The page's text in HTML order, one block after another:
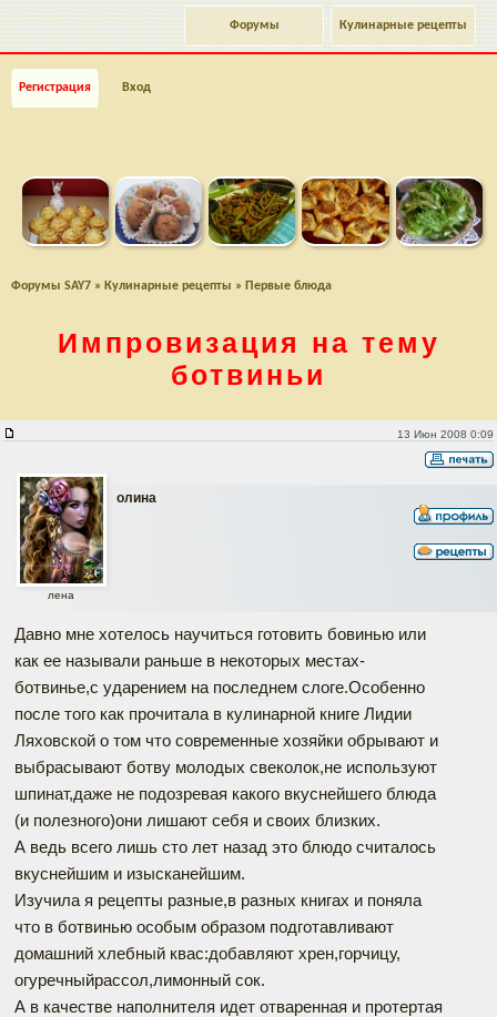
Кулинарные рецепты
Форумы
Регистрация Вход
Форумы SAY7 » Кулинарные рецепты » Первые блюда
Импровизация на тему
ботвиньи
13 Июн 2008 0:09
олина
лена
Давно мне хотелось научиться готовить бовинью или
как ее называли раньше в некоторых местах-
ботвинье,с ударением на последнем слоге.Особенно
после того как прочитала в кулинарной книге Лидии
Ляховской о том что современные хозяйки обрывают и
выбрасывают ботву молодых свеколок,не используют
шпинат,даже не подозревая какого вкуснейшего блюда
(и полезного)они лишают себя и своих близких.
А ведь всего лишь сто лет назад это блюдо считалось
вкуснейшим и изысканейшим.
Изучила я рецепты разные,в разных книгах и поняла
что в ботвинью особым образом подготавливают
домашний хлебный квас:добавляют хрен,горчицу,
огуречныйрассол,лимонный сок.
А в качестве наполнителя идет отваренная и протертая